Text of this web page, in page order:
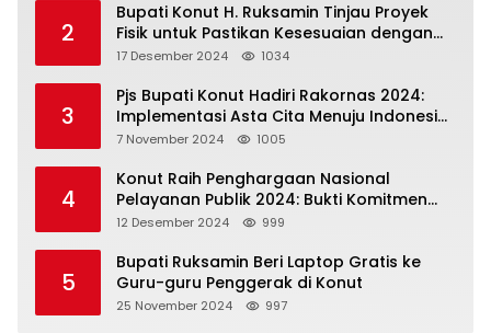
2
Bupati Konut H. Ruksamin Tinjau Proyek
Fisik untuk Pastikan Kesesuaian dengan
Perencanaan
17 Desember 2024 1034
3
Pjs Bupati Konut Hadiri Rakornas 2024:
Implementasi Asta Cita Menuju Indonesia
Emas
7 November 2024 1005
4
Konut Raih Penghargaan Nasional
Pelayanan Publik 2024: Bukti Komitmen
Menuju Pelayanan Prima
12 Desember 2024 999
5
Bupati Ruksamin Beri Laptop Gratis ke
Guru-guru Penggerak di Konut
25 November 2024 997